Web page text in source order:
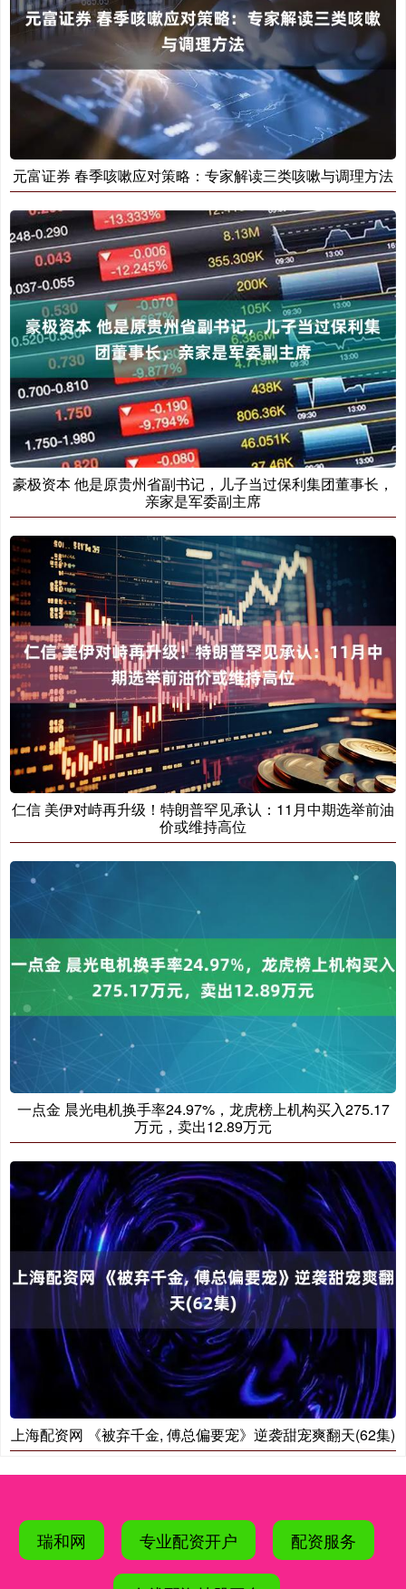
元富证券 春季咳嗽应对策略：专家解读三类咳嗽与调理方法
豪极资本 他是原贵州省副书记，儿子当过保利集团董事长，
亲家是军委副主席
仁信 美伊对峙再升级！特朗普罕见承认：11月中期选举前油
价或维持高位
一点金 晨光电机换手率24.97%，龙虎榜上机构买入275.17
万元，卖出12.89万元
上海配资网 《被弃千金, 傅总偏要宠》逆袭甜宠爽翻天(62集)
瑞和网 专业配资开户 配资服务